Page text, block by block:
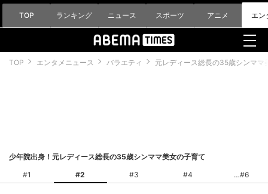
TOP ランキング ニュース スポーツ アニメ エン
TOP エンタメニュース バラエティ 元レディース総長の35歳シンマ
少年院出身！元レディース総長の35歳シンママ美女の子育て
#1
#2 #3 #4 #6